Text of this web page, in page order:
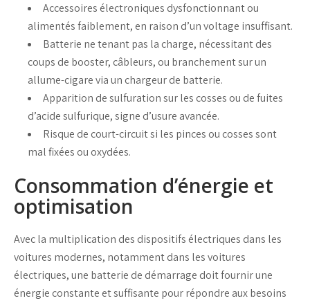
Accessoires électroniques dysfonctionnant ou
alimentés faiblement, en raison d’unvoltage insuffisant.
Batterie ne tenant pas la charge, nécessitant des
coups de booster, câbleurs, ou branchement sur un
allume-cigarevia un chargeur de batterie.
Apparition desulfurationsur les cosses ou de fuites
d’acide sulfurique, signe d’usure avancée.
Risque de court-circuitsi les pinces ou cossessont
mal fixées ou oxydées.
Consommation d’énergie et
optimisation
Avec la multiplication des dispositifs électriques dans les
voitures modernes, notamment dans lesvoitures
électriques, une batterie de démarrage doit fournir une
énergie constante et suffisante pour répondre aux besoins